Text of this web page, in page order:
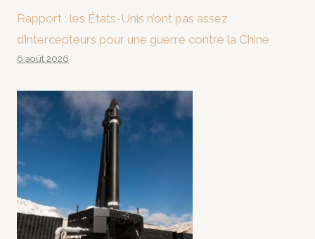
Rapport : les États-Unis n’ont pas assez
d’intercepteurs pour une guerre contre la Chine
6 août 2026